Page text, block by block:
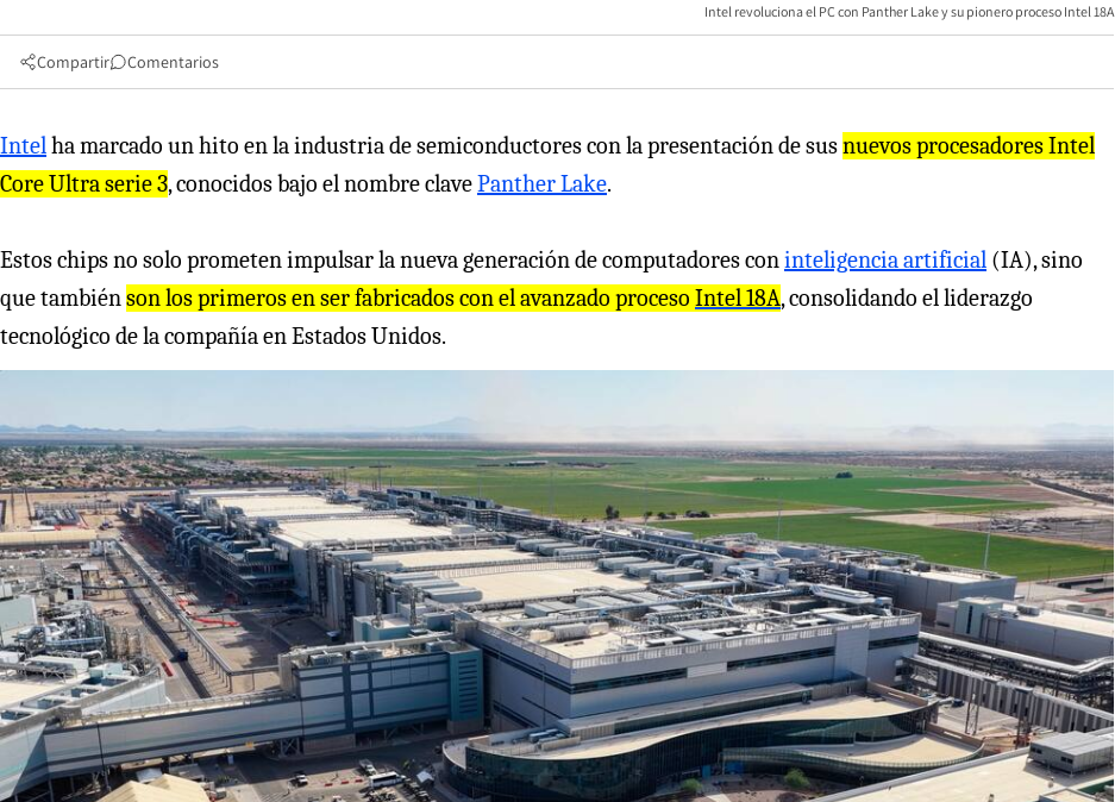
Intel revoluciona el PC con Panther Lake y su pionero proceso Intel 18A
Compartir Comentarios
Intelha marcado un hito en la industria de semiconductores con la presentación de susnuevos procesadores Intel
Core Ultra serie 3, conocidos bajo el nombre clavePanther Lake.
Estos chips no solo prometen impulsar la nueva generación de computadores coninteligencia artificial (IA), sino
que tambiénson los primeros en ser fabricados con el avanzado proceso Intel 18A, consolidando el liderazgo
tecnológico de la compañía en Estados Unidos.